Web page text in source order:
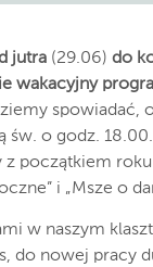
jutra (29.06) do
wakacyjny
spowiadać,
św. o godz.
początkiem
i „Msze o
w naszym
do nowej pracy